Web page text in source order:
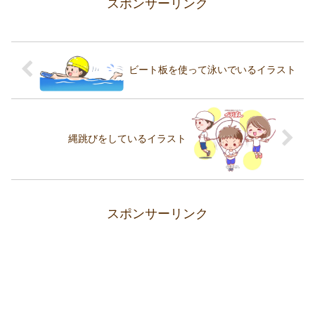
スポンサーリンク
ビート板を使って泳いでいるイラスト
縄跳びをしているイラスト
スポンサーリンク